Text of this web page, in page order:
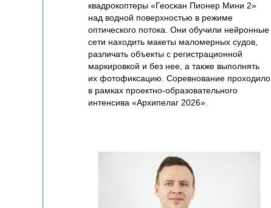
квадрокоптеры «Геоскан Пионер Мини 2»
над водной поверхностью в режиме
оптического потока. Они обучили нейронные
сети находить макеты маломерных судов,
различать объекты с регистрационной
маркировкой и без нее, а также выполнять
их фотофиксацию. Соревнование проходило
в рамках проектно-образовательного
интенсива «Архипелаг 2026».